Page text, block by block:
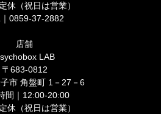
休（祝日は営業）
0859-37-2882
店舗
LAB
〒683-0812
市 角盤町 1－27－6
間｜12:00-20:00
休（祝日は営業）